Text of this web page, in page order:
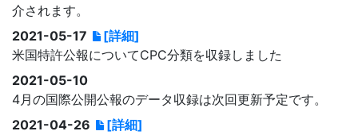
介されます。
2021-05-17
[詳細]
米国特許公報についてCPC分類を収録しました
2021-05-10
4月の国際公開公報のデータ収録は次回更新予定です。
2021-04-26
[詳細]